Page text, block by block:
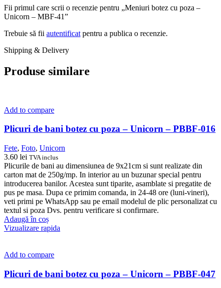
Fii primul care scrii o recenzie pentru „Meniuri botez cu poza –
Unicorn – MBF-41”
Trebuie să fii autentificat pentru a publica o recenzie.
Shipping & Delivery
Produse similare
Add to compare
Plicuri de bani botez cu poza – Unicorn – PBBF-016
Fete, Foto, Unicorn
3.60 lei TVA inclus
Plicurile de bani au dimensiunea de 9x21cm si sunt realizate din
carton mat de 250g/mp. In interior au un buzunar special pentru
introducerea banilor. Acestea sunt tiparite, asamblate si pregatite de
pus pe masa. Dupa ce primim comanda, in 24-48 ore (luni-vineri),
veti primi pe WhatsApp sau pe email modelul de plic personalizat cu
textul si poza Dvs. pentru verificare si confirmare.
Adaugă în coș
Vizualizare rapida
Add to compare
Plicuri de bani botez cu poza – Unicorn – PBBF-047